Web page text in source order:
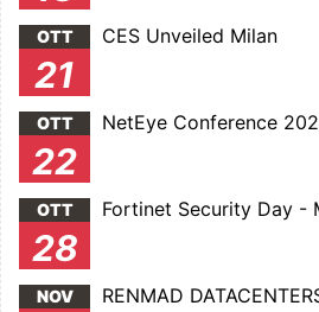
OTT
21
CES Unveiled Milan
OTT
22
NetEye Conference
OTT
28
Fortinet Security Day -
NOV RENMAD